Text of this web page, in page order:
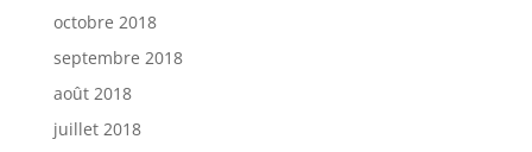
octobre 2018
septembre 2018
août 2018
juillet 2018